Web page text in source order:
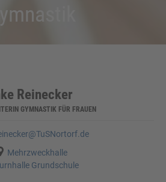
Gymnastik
Reinecker
GYMNASTIK FÜR FRAUEN
Mehrzweckhalle
Grundschule